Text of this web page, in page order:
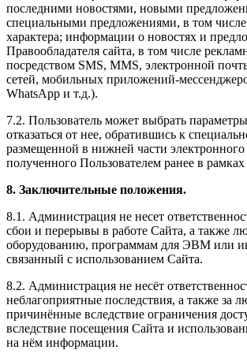
последними новостями, новыми
специальными предложениями, в том
характера; информации о новостях и
Правообладателя сайта, в том числе
посредством SMS, MMS, электронной
сетей, мобильных приложений-
WhatsApp и т.д.).
7.2. Пользователь может выбрать
отказаться от нее, обратившись к
размещенной в нижней части электронного
полученного Пользователем ранее в
8. Заключительные положения.
8.1. Администрация не несет
сбои и перерывы в работе Сайта, а также
оборудованию, программам для ЭВМ или
связанный с использованием Сайта.
8.2. Администрация не несёт
неблагоприятные последствия, а также за
причинённые вследствие ограничения
вследствие посещения Сайта и
на нём информации.